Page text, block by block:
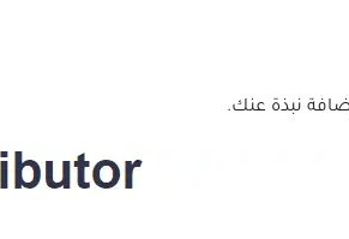
نبذة عنك.